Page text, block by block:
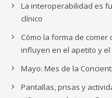
La interoperabilidad es
clínico
Cómo la forma de
influyen en el apetito y el
Mayo: Mes de la
Pantallas, prisas y